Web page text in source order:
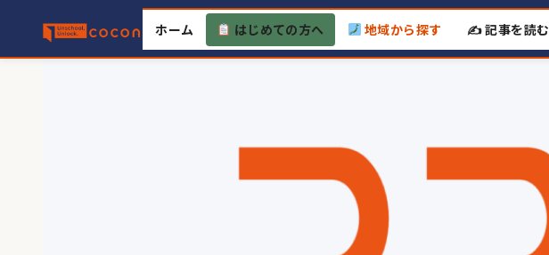
content
ホーム はじめての方へ 地域から探す ✍️ 記事を読む